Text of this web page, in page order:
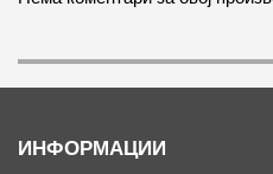
ИНФОРМАЦИИ